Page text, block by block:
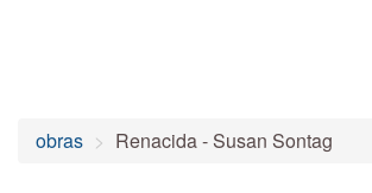
obras Renacida - Susan Sontag